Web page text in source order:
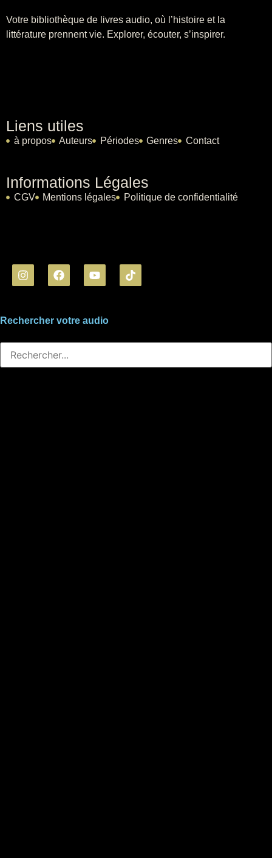
Votre bibliothèque de livres audio, où l’histoire et la
littérature prennent vie. Explorer, écouter, s’inspirer.
Liens utiles
à propos Auteurs Périodes Genres Contact
Informations Légales
CGV Mentions légales Politique de confidentialité
Rechercher votre audio